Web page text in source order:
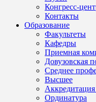
Конгресс-
Контакты
Образование
Факультеты
Кафедры
Приемная
Довузовская
Среднее
Высшее
Ординатура